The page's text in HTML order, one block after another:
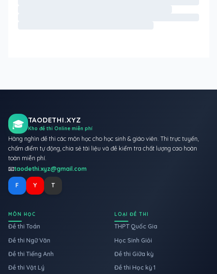
🎓 TAODETHI.XYZ
Kho đề thi Online miễn phí
Hàng nghìn đề thi các môn học cho học sinh & giáo viên. Thi trực tuyến,
chấm điểm tự động, chia sẻ tài liệu và đề kiểm tra chất lượng cao hoàn
toàn miễn phí.
📧taodethi.xyz@gmail.com
F Y T
MÔN HỌC
Đề thi Toán
Đề thi Ngữ Văn
Đề thi Tiếng Anh
Đề thi Vật Lý
LOẠI ĐỀ THI
THPT Quốc Gia
Học Sinh Giỏi
Đề thi Giữa kỳ
Đề thi Học kỳ 1